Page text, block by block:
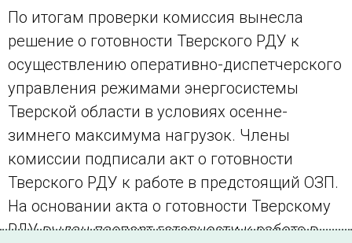
По итогам проверки комиссия вынесла
решение о готовности Тверского РДУ к
осуществлению оперативно-диспетчерского
управления режимами энергосистемы
Тверской области в условиях осенне-
зимнего максимума нагрузок. Члены
комиссии подписали акт о готовности
Тверского РДУ к работе в предстоящий ОЗП.
На основании акта о готовности Тверскому
РДУ выдан паспорт готовности к работе в